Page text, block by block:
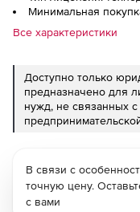
Минимальная
Все характеристики
Доступно только
предназначено для
нужд, не связанных
В связи с
точную цену.
с вами